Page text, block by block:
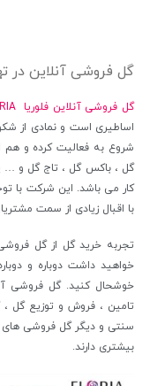
گل فروشی آنلاین در
گل فروشی آنلاین فلوریا FLORIA :
شروع به فعالیت کرده و هم
گل ، باکس گل ، تاج گل و …
کار می باشد. این شرکت با
با اقبال زیادی از سمت
تجربه خرید گل از گل
خواهید داشت دوباره و
خوشحال کنید. گل فروشی
سنتی و دیگر گل فروشی های
بیشتری دارند.